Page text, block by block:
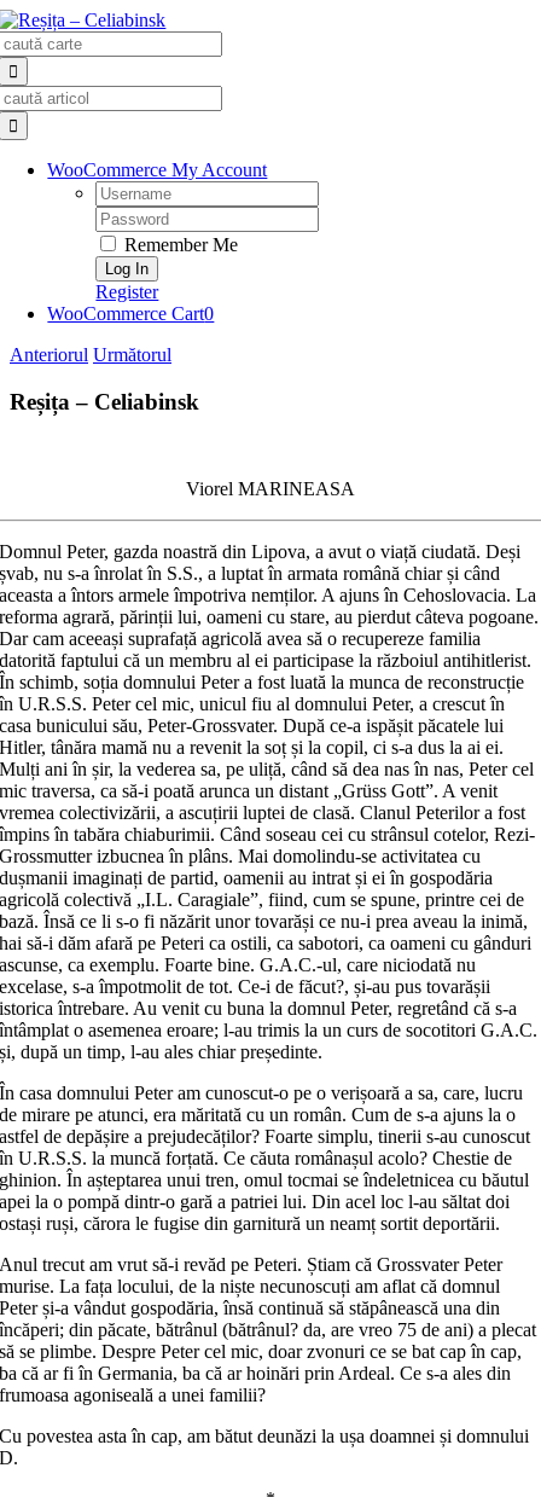
Skip
to
content
WooCommerce My Account
Username:
Password:
Remember Me
Register
WooCommerce Cart0
Anteriorul Următorul
Reșița – Celiabinsk
Viorel MARINEASA
Domnul Peter, gazda noastră din Lipova, a avut o viață ciudată. Deși
șvab, nu s-a înrolat în S.S., a luptat în armata română chiar și când
aceasta a întors armele împotriva nemților. A ajuns în Cehoslovacia. La
reforma agrară, părinții lui, oameni cu stare, au pierdut câteva pogoane.
Dar cam aceeași suprafață agricolă avea să o recupereze familia
datorită faptului că un membru al ei participase la războiul antihitlerist.
În schimb, soția domnului Peter a fost luată la munca de reconstrucție
în U.R.S.S. Peter cel mic, unicul fiu al domnului Peter, a crescut în
casa bunicului său, Peter-Grossvater. După ce-a ispășit păcatele lui
Hitler, tânăra mamă nu a revenit la soț și la copil, ci s-a dus la ai ei.
Mulți ani în șir, la vederea sa, pe uliță, când să dea nas în nas, Peter cel
mic traversa, ca să-i poată arunca un distant „Grüss Gott”. A venit
vremea colectivizării, a ascuțirii luptei de clasă. Clanul Peterilor a fost
împins în tabăra chiaburimii. Când soseau cei cu strânsul cotelor, Rezi-
Grossmutter izbucnea în plâns. Mai domolindu-se activitatea cu
dușmanii imaginați de partid, oamenii au intrat și ei în gospodăria
agricolă colectivă „I.L. Caragiale”, fiind, cum se spune, printre cei de
bază. Însă ce li s-o fi năzărit unor tovarăși ce nu-i prea aveau la inimă,
hai să-i dăm afară pe Peteri ca ostili, ca sabotori, ca oameni cu gânduri
ascunse, ca exemplu. Foarte bine. G.A.C.-ul, care niciodată nu
excelase, s-a împotmolit de tot. Ce-i de făcut?, și-au pus tovarășii
istorica întrebare. Au venit cu buna la domnul Peter, regretând că s-a
întâmplat o asemenea eroare; l-au trimis la un curs de socotitori G.A.C.
și, după un timp, l-au ales chiar președinte.
În casa domnului Peter am cunoscut-o pe o verișoară a sa, care, lucru
de mirare pe atunci, era măritată cu un român. Cum de s-a ajuns la o
astfel de depășire a prejudecăților? Foarte simplu, tinerii s-au cunoscut
în U.R.S.S. la muncă forțată. Ce căuta românașul acolo? Chestie de
ghinion. În așteptarea unui tren, omul tocmai se îndeletnicea cu băutul
apei la o pompă dintr-o gară a patriei lui. Din acel loc l-au săltat doi
ostași ruși, cărora le fugise din garnitură un neamț sortit deportării.
Anul trecut am vrut să-i revăd pe Peteri. Știam că Grossvater Peter
murise. La fața locului, de la niște necunoscuți am aflat că domnul
Peter și-a vândut gospodăria, însă continuă să stăpânească una din
încăperi; din păcate, bătrânul (bătrânul? da, are vreo 75 de ani) a plecat
să se plimbe. Despre Peter cel mic, doar zvonuri ce se bat cap în cap,
ba că ar fi în Germania, ba că ar hoinări prin Ardeal. Ce s-a ales din
frumoasa agoniseală a unei familii?
Cu povestea asta în cap, am bătut deunăzi la ușa doamnei și domnului
D.